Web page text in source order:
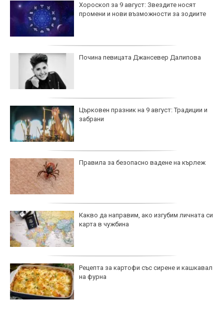
Хороскоп за 9 август: Звездите носят
промени и нови възможности за зодиите
Почина певицата Джансевер Далипова
Църковен празник на 9 август: Традиции и
забрани
Правила за безопасно вадене на кърлеж
Какво да направим, ако изгубим личната си
карта в чужбина
Рецепта за картофи със сирене и кашкавал
на фурна